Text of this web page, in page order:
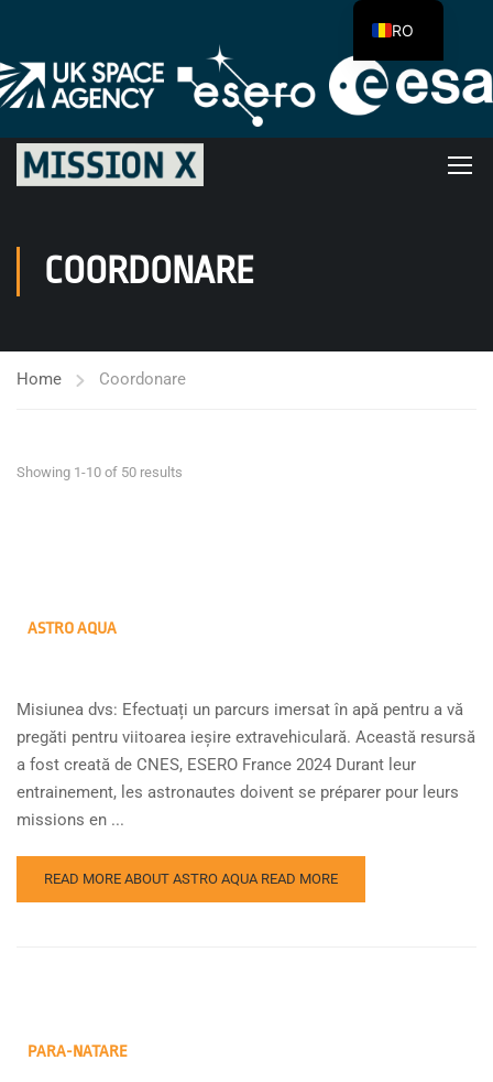
COORDONARE
Home Coordonare
Showing 1-10 of 50 results
ASTRO AQUA
Misiunea dvs: Efectuați un parcurs imersat în apă pentru a vă
pregăti pentru viitoarea ieșire extravehiculară. Această resursă
a fost creată de CNES, ESERO France 2024 Durant leur
entrainement, les astronautes doivent se préparer pour leurs
missions en ...
READ MORE ABOUT ASTRO AQUA READ MORE
PARA-NATARE
RO